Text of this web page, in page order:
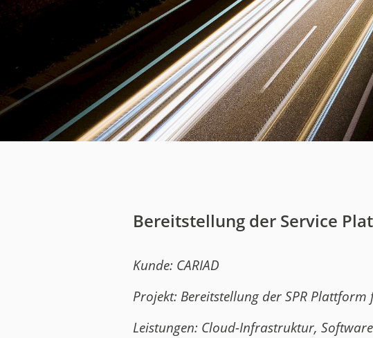
Bereitstellung der Service
Kunde: CARIAD
Projekt: Bereitstellung der SPR
Leistungen: Cloud-Infrastruktur,